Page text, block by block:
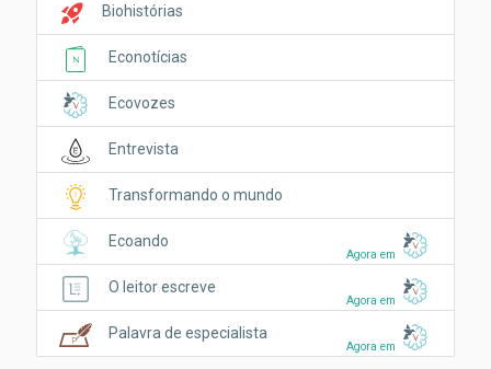
rocket_launch Biohistórias
Econotícias
Ecovozes
Entrevista
Transformando o mundo
Agora em
Ecoando
Agora em
O leitor escreve
Agora em
Palavra de especialista